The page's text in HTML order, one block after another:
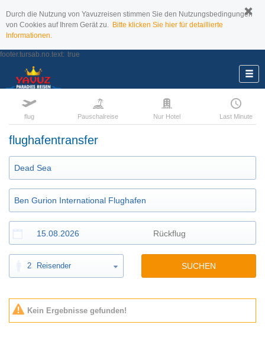
Durch die Nutzung von Yavuzreisen stimmen Sie den Nutzungsbedingungen
von Cookies auf Ihrem Gerät zu. Bitte klicken Sie hier für detaillierte
Informationen.
footer.tursab.no.text: true
flug Pauschalreise Nur Hotel Last Minute
flughafentransfer
2 Reisender SUCHEN
Kein Ergebnisse gefunden!